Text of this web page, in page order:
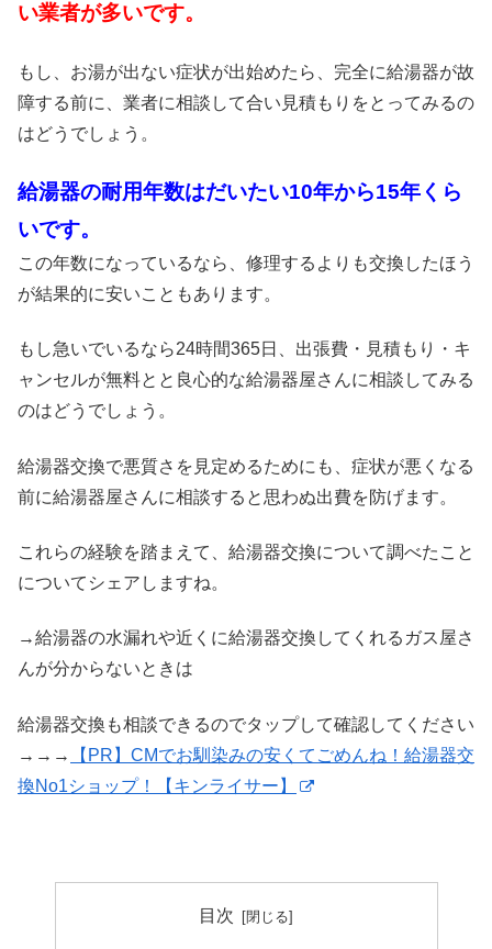
い業者が多いです。
もし、お湯が出ない症状が出始めたら、完全に給湯器が故
障する前に、業者に相談して合い見積もりをとってみるの
はどうでしょう。
給湯器の耐用年数はだいたい10年から15年くら
いです。
この年数になっているなら、修理するよりも交換したほう
が結果的に安いこともあります。
もし急いでいるなら24時間365日、出張費・見積もり・キ
ャンセルが無料とと良心的な給湯器屋さんに相談してみる
のはどうでしょう。
給湯器交換で悪質さを見定めるためにも、症状が悪くなる
前に給湯器屋さんに相談すると思わぬ出費を防げます。
これらの経験を踏まえて、給湯器交換について調べたこと
についてシェアしますね。
→給湯器の水漏れや近くに給湯器交換してくれるガス屋さ
んが分からないときは
給湯器交換も相談できるのでタップして確認してください
→→→
【PR】CMでお馴染みの安くてごめんね！給湯器交
換No1ショップ！【キンライサー】
目次